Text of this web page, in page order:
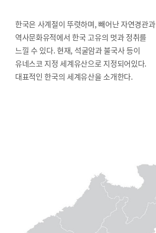
한국은 사계절이 뚜렷하며, 빼어난 자연경관과
역사문화유적에서 한국 고유의 멋과 정취를
느낄 수 있다. 현재, 석굴암과 불국사 등이
유네스코 지정 세계유산으로 지정되어있다.
대표적인 한국의 세계유산을 소개한다.